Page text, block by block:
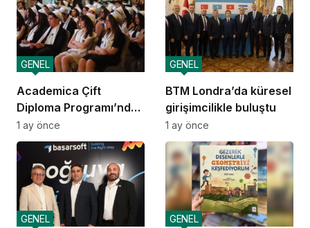
Academica Çift
Diploma Programı’nda
mezuniyet heyecanı
GENEL
1 ay önce
BTM Londra’da küresel
girişimcilikle buluştu
GENEL
1 ay önce
GENEL GENEL